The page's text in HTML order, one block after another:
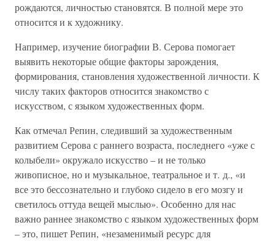
рождаются, личностью становятся. В полной мере это
относится и к художнику.
Например, изучение биографии В. Серова помогает
выявить некоторые общие факторы зарождения,
формирования, становления художественной личности. К
числу таких факторов относится знакомство с
искусством, с языком художественных форм.
Как отмечал Репин, следивший за художественным
развитием Серова с раннего возраста, последнего «уже с
колыбели» окружало искусство – и не только
живописное, но и музыкальное, театральное и т. д., «и
все это бессознательно и глубоко сидело в его мозгу и
светилось оттуда вещей мыслью». Особенно для нас
важно раннее знакомство с языком художественных форм
– это, пишет Репин, «незаменимый ресурс для